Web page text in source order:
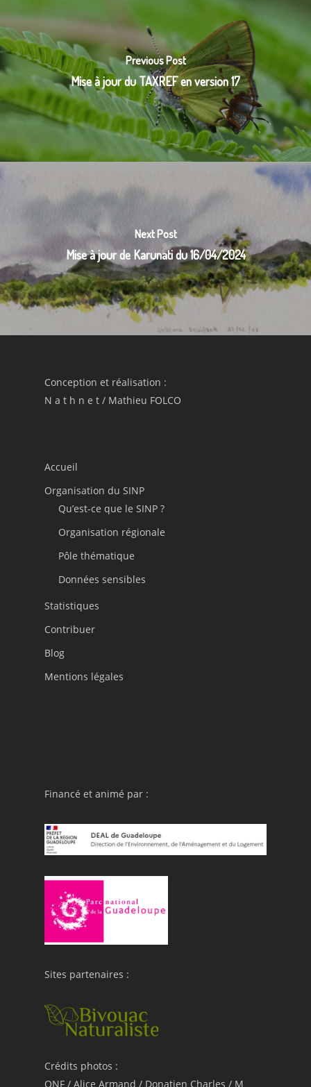
Previous Post
Mise à jour du TAXREF en version 17
Next Post
Mise à jour de Karunati du 16/04/2024
Conception et réalisation :
N a t h n e t / Mathieu FOLCO
Accueil
Organisation du SINP
Qu’est-ce que le SINP ?
Organisation régionale
Pôle thématique
Données sensibles
Statistiques
Contribuer
Blog
Mentions légales
Financé et animé par :
Sites partenaires :
Crédits photos :
ONF / Alice Armand / Donatien Charles / M